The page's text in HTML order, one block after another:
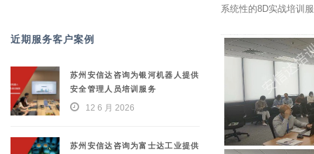
系统性的8D实战培训
近期服务客户案例
苏州安信达咨询为银河机器人提供
安全管理人员培训服务
12 6 月 2026
苏州安信达咨询为富士达工业提供